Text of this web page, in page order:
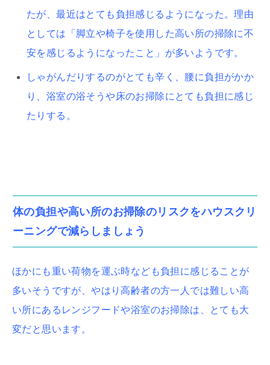
たが、最近はとても負担感じるようになった。理由
としては「脚立や椅子を使用した高い所の掃除に不
安を感じるようになったこと」が多いようです。
しゃがんだりするのがとても辛く、腰に負担がかか
り、浴室の浴そうや床のお掃除にとても負担に感じ
たりする。
体の負担や高い所のお掃除のリスクをハウスクリ
ーニングで減らしましょう
ほかにも重い荷物を運ぶ時なども負担に感じることが
多いそうですが、やはり高齢者の方一人では難しい高
い所にあるレンジフードや浴室のお掃除は、とても大
変だと思います。